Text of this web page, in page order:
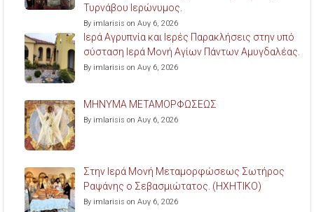
Τυρνάβου Ιερώνυμος.
By imlarisis on Αυγ 6, 2026
Ιερά Αγρυπνία και Ιερές Παρακλήσεις στην υπό
σύσταση Ιερά Μονή Αγίων Πάντων Αμυγδαλέας.
By imlarisis on Αυγ 6, 2026
ΜΗΝΥΜΑ ΜΕΤΑΜΟΡΦΩΣΕΩΣ
By imlarisis on Αυγ 6, 2026
Στην Ιερά Μονή Μεταμορφώσεως Σωτήρος
Ραψάνης ο Σεβασμιώτατος. (ΗΧΗΤΙΚΟ)
By imlarisis on Αυγ 6, 2026